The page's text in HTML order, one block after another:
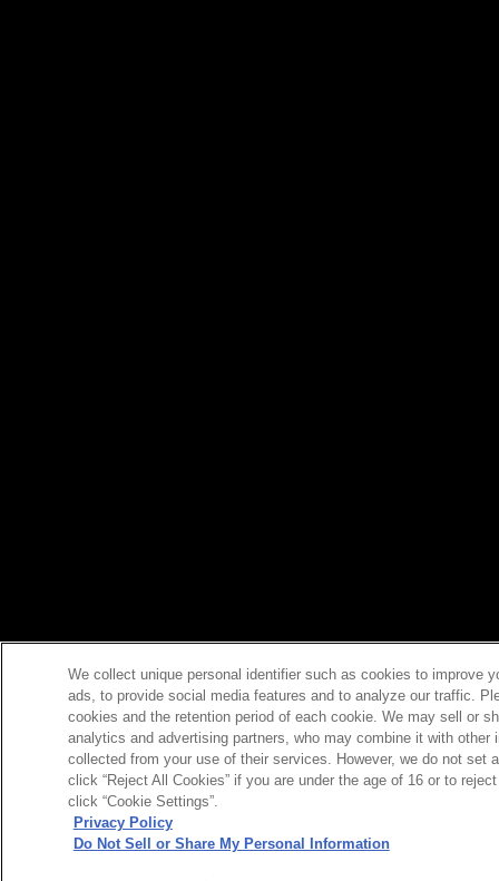
We collect unique personal identifier such as cookies to improve
ads, to provide social media features and to analyze our traffic.
cookies and the retention period of each cookie. We may sell or
analytics and advertising partners, who may combine it with
collected from your use of their services. However, we do not set
click “Reject All Cookies” if you are under the age of 16 or to
click “Cookie Settings”.
Privacy Policy
Do Not Sell or Share My Personal Information